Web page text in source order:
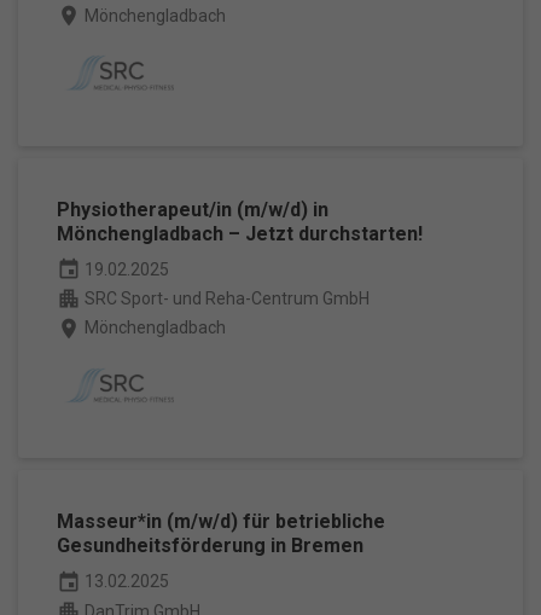
place Mönchengladbach
Physiotherapeut/in (m/w/d) in
Mönchengladbach – Jetzt durchstarten!
event 19.02.2025
apartment SRC Sport- und Reha-Centrum GmbH
place Mönchengladbach
Masseur*in (m/w/d) für betriebliche
Gesundheitsförderung in Bremen
event 13.02.2025
DanTrim GmbH